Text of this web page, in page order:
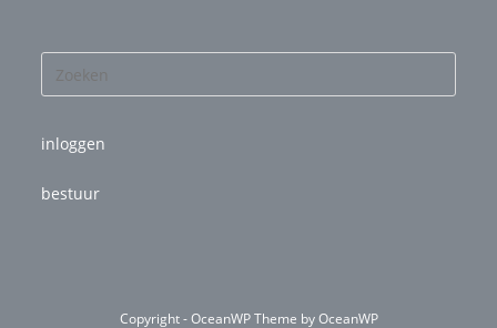
inloggen
bestuur
Copyright - OceanWP Theme by OceanWP